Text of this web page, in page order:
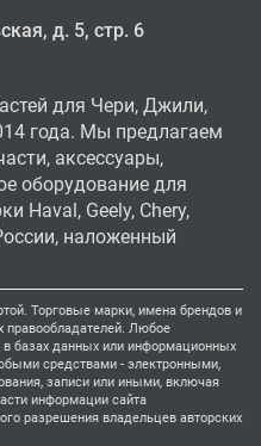
д. 5, стр. 6
для Чери, Джили,
года. Мы предлагаем
аксессуары,
оборудование для
Haval, Geely, Chery,
наложенный
Торговые марки, имена брендов и
правообладателей. Любое
в базах данных или информационных
средствами - электронными,
записи или иными, включая
информации сайта
разрешения владельцев авторских